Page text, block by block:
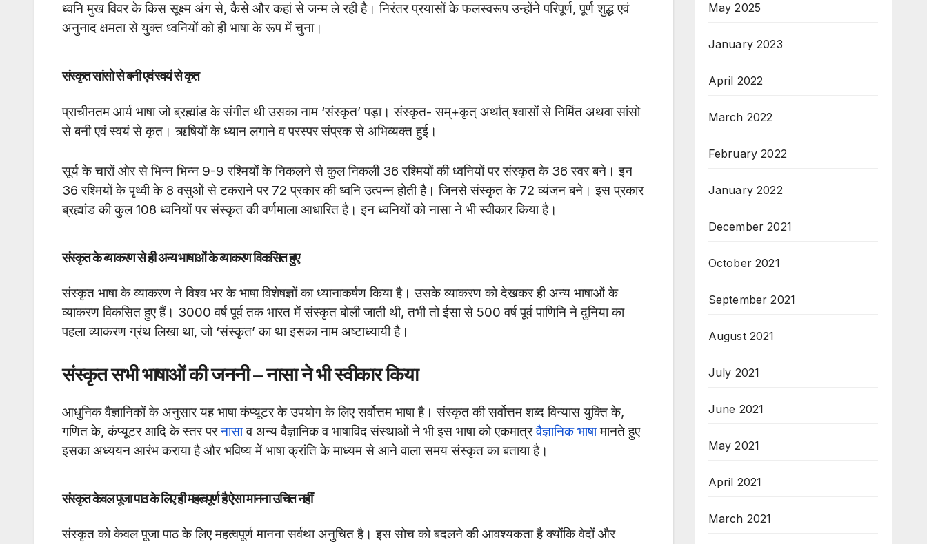
ध्वनि मुख विवर के किस सूक्ष्म अंग से, कैसे और कहां से जन्म ले रही है। निरंतर प्रयासों के फलस्वरूप उन्होंने परिपूर्ण, पूर्ण शुद्ध एवं
अनुनाद क्षमता से युक्त ध्वनियों को ही भाषा के रूप में चुना।
संस्कृत सांसो से बनी एवं स्वयं से कृत
प्राचीनतम आर्य भाषा जो ब्रह्मांड के संगीत थी उसका नाम ‘संस्कृत’ पड़ा। संस्कृत- सम्+कृत् अर्थात् श्वासों से निर्मित अथवा सांसो
से बनी एवं स्वयं से कृत। ऋषियों के ध्यान लगाने व परस्पर संप्रक से अभिव्यक्त हुई।
सूर्य के चारों ओर से भिन्न भिन्न 9-9 रश्मियों के निकलने से कुल निकली 36 रश्मियों की ध्वनियों पर संस्कृत के 36 स्वर बने। इन
36 रश्मियों के पृथ्वी के 8 वसुओं से टकराने पर 72 प्रकार की ध्वनि उत्पन्न होती है। जिनसे संस्कृत के 72 व्यंजन बने। इस प्रकार
ब्रह्मांड की कुल 108 ध्वनियों पर संस्कृत की वर्णमाला आधारित है। इन ध्वनियों को नासा ने भी स्वीकार किया है।
संस्कृत के व्याकरण से ही अन्य भाषाओं के व्याकरण विकसित हुए
संस्कृत भाषा के व्याकरण ने विश्व भर के भाषा विशेषज्ञों का ध्यानाकर्षण किया है। उसके व्याकरण को देखकर ही अन्य भाषाओं के
व्याकरण विकसित हुए हैं। 3000 वर्ष पूर्व तक भारत में संस्कृत बोली जाती थी, तभी तो ईसा से 500 वर्ष पूर्व पाणिनि ने दुनिया का
पहला व्याकरण ग्रंथ लिखा था, जो ‘संस्कृत’ का था इसका नाम अष्टाध्यायी है।
संस्कृत सभी भाषाओं की जननी – नासा ने भी स्वीकार किया
आधुनिक वैज्ञानिकों के अनुसार यह भाषा कंप्यूटर के उपयोग के लिए सर्वोत्तम भाषा है। संस्कृत की सर्वोत्तम शब्द विन्यास युक्ति के,
गणित के, कंप्यूटर आदि के स्तर परनासाव अन्य वैज्ञानिक व भाषाविद संस्थाओं ने भी इस भाषा को एकमात्रवैज्ञानिक भाषामानते हुए
इसका अध्ययन आरंभ कराया है और भविष्य में भाषा क्रांति के माध्यम से आने वाला समय संस्कृत का बताया है।
संस्कृत केवल पूजा पाठ के लिए ही महत्वपूर्ण है ऐसा मानना उचित नहीं
संस्कृत को केवल पूजा पाठ के लिए महत्वपूर्ण मानना सर्वथा अनुचित है। इस सोच को बदलने की आवश्यकता है क्योंकि वेदों और
May 2025
January 2023
April 2022
March 2022
February 2022
January 2022
December 2021
October 2021
September 2021
August 2021
July 2021
June 2021
May 2021
April 2021
March 2021